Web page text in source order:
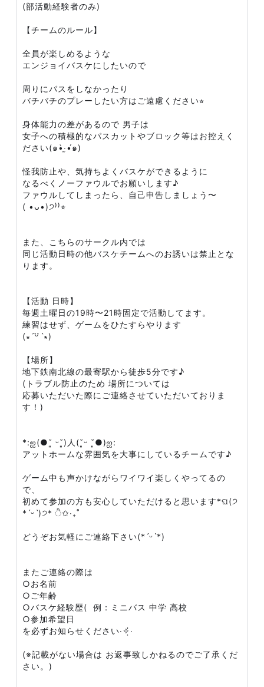
(部活動経験者のみ)
【チームのルール】
全員が楽しめるような
エンジョイバスケにしたいので
周りにパスをしなかったり
バチバチのプレーしたい方はご遠慮ください⭐︎
身体能力の差があるので 男子は
女子への積極的なパスカットやブロック等はお控えく
ださい(๑•̀‧̫•́๑)
怪我防止や、気持ちよくバスケができるように
なるべくノーファウルでお願いします♪
ファウルしてしまったら、自己申告しましょう〜
( •ᴗ•)੭⁾⁾⭐︎
また、こちらのサークル内では
同じ活動日時の他バスケチームへのお誘いは禁止とな
ります。
【活動 日時】
毎週土曜日の19時〜21時固定で活動してます。
練習はせず、ゲームをひたすらやります
(∗ˊ꒵ˋ∗)
【場所】
地下鉄南北線の最寄駅から徒歩5分です♪
(トラブル防止のため 場所については
応募いただいた際にご連絡させていただいておりま
す！)
*:ஐ(●˘͈ ᵕ˘͈)人(˘͈ᵕ ˘͈●)ஐ:
アットホームな雰囲気を大事にしているチームです♪
ゲーム中も声かけながらワイワイ楽しくやってるの
で、
初めて参加の方も安心していただけると思います*ଘ(੭
*ˊᵕˋ)੭* ੈ✩‧₊˚
どうぞお気軽にご連絡下さい(*ˊᵕˋ*)
またご連絡の際は
○お名前
○ご年齢
○バスケ経験歴( 例：ミニバス 中学 高校
○参加希望日
を必ずお知らせください‧✧̣̇‧
(※記載がない場合は お返事致しかねるのでご了承くだ
さい。)